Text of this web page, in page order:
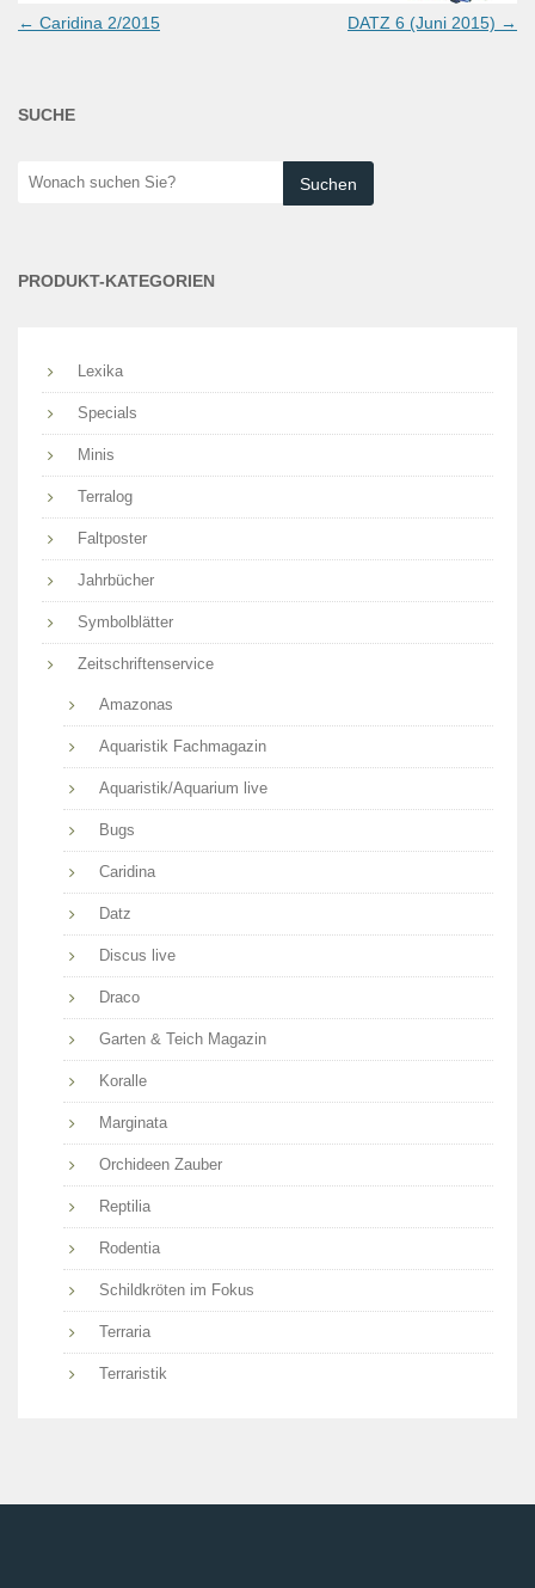
Post
← Caridina 2/2015 DATZ 6 (Juni 2015) →
SUCHE
Wonach
PRODUKT-KATEGORIEN
Lexika
Specials
Minis
Terralog
Faltposter
Jahrbücher
Symbolblätter
Zeitschriftenservice
Amazonas
Aquaristik Fachmagazin
Aquaristik/Aquarium live
Bugs
Caridina
Datz
Discus live
Draco
Garten & Teich Magazin
Koralle
Marginata
Orchideen Zauber
Reptilia
Rodentia
Schildkröten im Fokus
Terraria
Terraristik